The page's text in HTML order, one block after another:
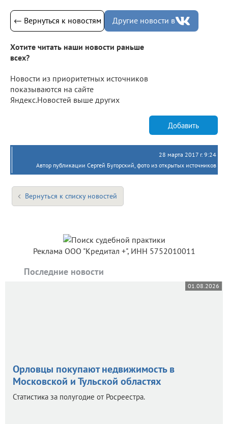
← Вернуться к новостям Другие новости в
Хотите читать наши новости раньше
всех?
Новости из приоритетных источников
показываются на сайте
Яндекс.Новостей выше других
Добавить
28 марта 2017 г. 9:24
Автор публикации Сергей Бугорский, фото из открытых источников
Вернуться к списку новостей
Реклама ООО "Кредитал +", ИНН 5752010011
Последние новости
01.08.2026
Орловцы покупают недвижимость в
Московской и Тульской областях
Статистика за полугодие от Росреестра.